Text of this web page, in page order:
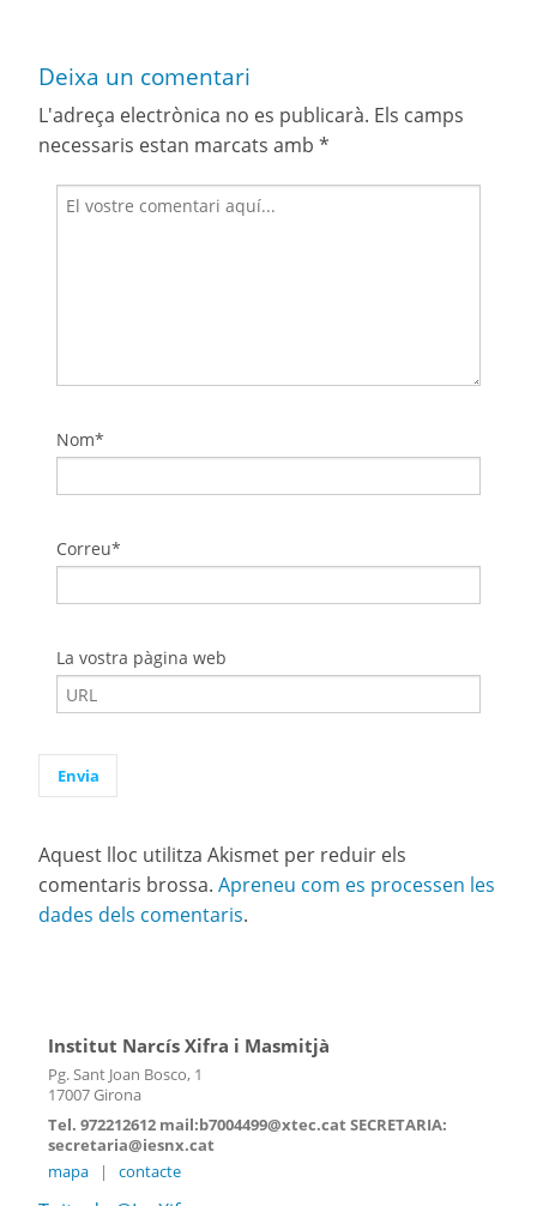
Deixa un comentari
L'adreça electrònica no es publicarà. Els camps
necessaris estan marcats amb *
Nom*
Correu*
La vostra pàgina web
Aquest lloc utilitza Akismet per reduir els
comentaris brossa. Apreneu com es processen les
dades dels comentaris.
Institut Narcís Xifra i Masmitjà
Pg. Sant Joan Bosco, 1
17007 Girona
Tel. 972212612 mail:b7004499@xtec.cat SECRETARIA:
secretaria@iesnx.cat
mapa
| contacte